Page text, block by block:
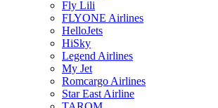
Fly Lili
FLYONE Airlines
HelloJets
HiSky
Legend Airlines
My Jet
Romcargo Airlines
Star East Airline